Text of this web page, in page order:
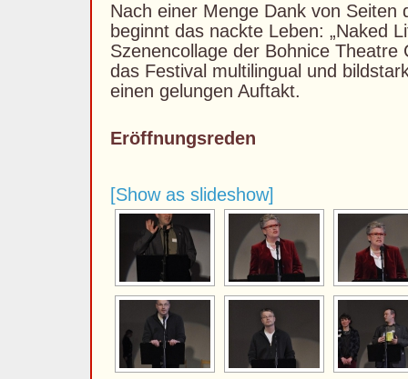
Nach einer Menge Dank von Seiten
beginnt das nackte Leben: „Naked
Szenencollage der Bohnice Theatre
das Festival multilingual und
einen gelungen Auftakt.
Eröffnungsreden
[Show as slideshow]